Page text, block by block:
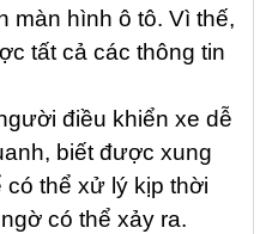
màn hình ô tô. Vì thế,
tất cả các thông tin
điều khiển xe dễ
biết được xung
thể xử lý kịp thời
có thể xảy ra.